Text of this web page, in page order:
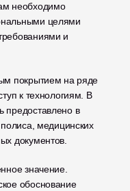
необходимо
целями
и
покрытием на ряде
к технологиям. В
предоставлено в
полиса, медицинских
документов.
значение.
обоснование